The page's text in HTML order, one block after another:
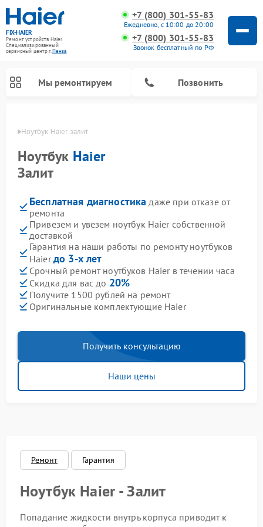
FIX-HAIER
Ремонт устройств Haier
Специализированный
cервисный центр г.Пенза
+7 (800) 301-55-83
Ежедневно, с 10:00 до 20:00
+7 (800) 301-55-83
Звонок бесплатный по РФ
Мы ремонтируем Позвонить
Ноутбук Haier залит
Ноутбук Haier
Залит
Бесплатная диагностика даже при отказе от
ремонта
Привезем и увезем ноутбук Haier собственной
доставкой
Гарантия на наши работы по ремонту ноутбуков
Haierдо 3-х лет
Срочный ремонт ноутбуков Haier в течении часа
Скидка для вас до 20%
Получите 1500 рублей на ремонт
Оригинальные комплектующие Haier
Получить консультацию
Наши цены
Ремонт Гарантия
Ноутбук Haier - Залит
Попадание жидкости внутрь корпуса приводит к